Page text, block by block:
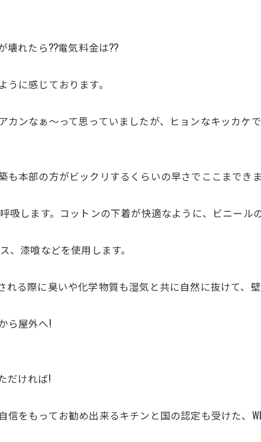
壊れたら??電気料金は??
に感じております。
ンなぁ～って思っていましたが、ヒョンなキッカケ
本部の方がビックリするくらいの早さでここまでき
します。コットンの下着が快適なように、ビニール
、漆喰などを使用します。
る際に臭いや化学物質も湿気と共に自然に抜けて、
ら屋外へ!
だければ!
をもってお勧め出来るキチンと国の認定も受けた、WB